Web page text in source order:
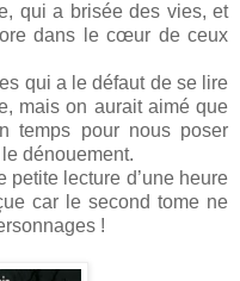
qui a brisée des vies, et
dans le cœur de ceux
qui a le défaut de se lire
mais on aurait aimé que
temps pour nous poser
dénouement.
petite lecture d’une heure
car le second tome ne
!